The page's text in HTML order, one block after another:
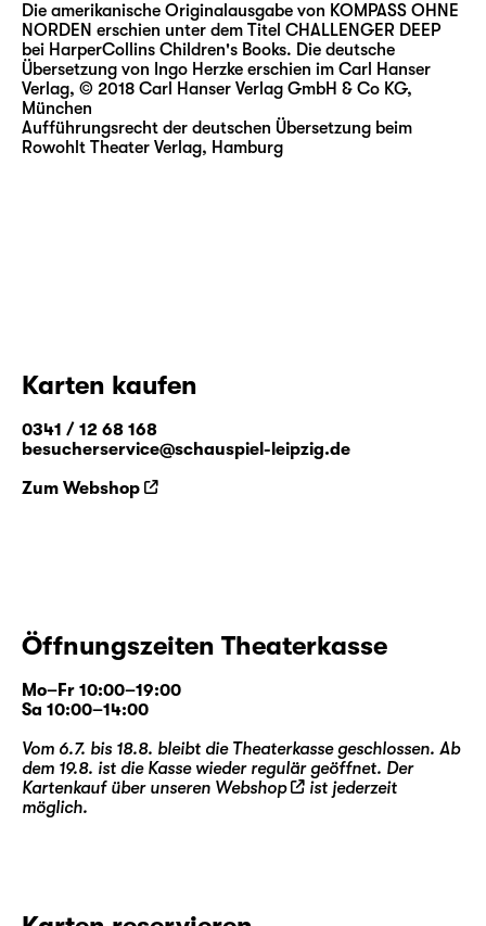
Die amerikanische Originalausgabe von KOMPASS OHNE
NORDEN erschien unter dem Titel CHALLENGER DEEP
bei HarperCollins Children's Books. Die deutsche
Übersetzung von Ingo Herzke erschien im Carl Hanser
Verlag, © 2018 Carl Hanser Verlag GmbH & Co KG,
München
Aufführungsrecht der deutschen Übersetzung beim
Rowohlt Theater Verlag, Hamburg
Karten kaufen
0341 / 12 68 168
besucherservice@schauspiel-leipzig.de
Zum Webshop
Öffnungszeiten Theaterkasse
Mo–Fr 10:00–19:00
Sa 10:00–14:00
Vom 6.7. bis 18.8. bleibt die Theaterkasse geschlossen. Ab
dem 19.8. ist die Kasse wieder regulär geöffnet. Der
Kartenkauf über unseren Webshop
ist jederzeit
möglich.